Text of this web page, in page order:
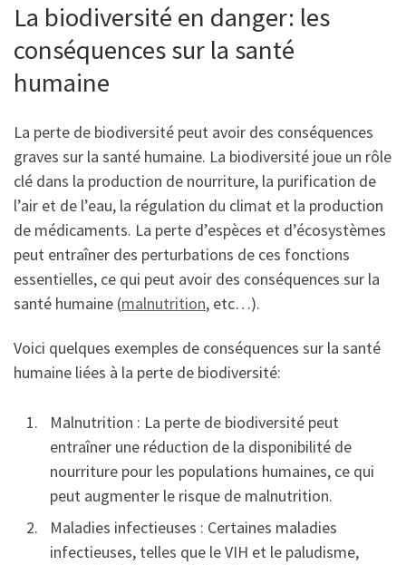
La biodiversité en danger: les
conséquences sur la santé
humaine
La perte de biodiversité peut avoir des conséquences
graves sur la santé humaine. La biodiversité joue un rôle
clé dans la production de nourriture, la purification de
l’air et de l’eau, la régulation du climat et la production
de médicaments. La perte d’espèces et d’écosystèmes
peut entraîner des perturbations de ces fonctions
essentielles, ce qui peut avoir des conséquences sur la
santé humaine (malnutrition, etc…).
Voici quelques exemples de conséquences sur la santé
humaine liées à la perte de biodiversité:
Malnutrition : La perte de biodiversité peut
entraîner une réduction de la disponibilité de
nourriture pour les populations humaines, ce qui
peut augmenter le risque de malnutrition.
Maladies infectieuses : Certaines maladies
infectieuses, telles que le VIH et le paludisme,